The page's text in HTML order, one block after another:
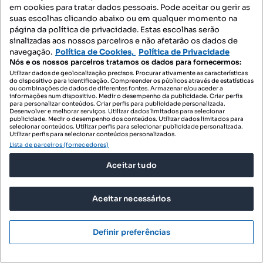
em cookies para tratar dados pessoais. Pode aceitar ou gerir as
suas escolhas clicando abaixo ou em qualquer momento na
página da política de privacidade. Estas escolhas serão
sinalizadas aos nossos parceiros e não afetarão os dados de
navegação. Política de Cookies, Política de Privacidade
Nós e os nossos parceiros tratamos os dados para fornecermos:
Utilizar dados de geolocalização precisos. Procurar ativamente as características
do dispositivo para identificação. Compreender os públicos através de estatísticas
ou combinações de dados de diferentes fontes. Armazenar e/ou aceder a
informações num dispositivo. Medir o desempenho da publicidade. Criar perfis
para personalizar conteúdos. Criar perfis para publicidade personalizada.
Desenvolver e melhorar serviços. Utilizar dados limitados para selecionar
publicidade. Medir o desempenho dos conteúdos. Utilizar dados limitados para
selecionar conteúdos. Utilizar perfis para selecionar publicidade personalizada.
Utilizar perfis para selecionar conteúdos personalizados.
Lista de parceiros (fornecedores)
Aceitar tudo
Aceitar necessários
Definir preferências